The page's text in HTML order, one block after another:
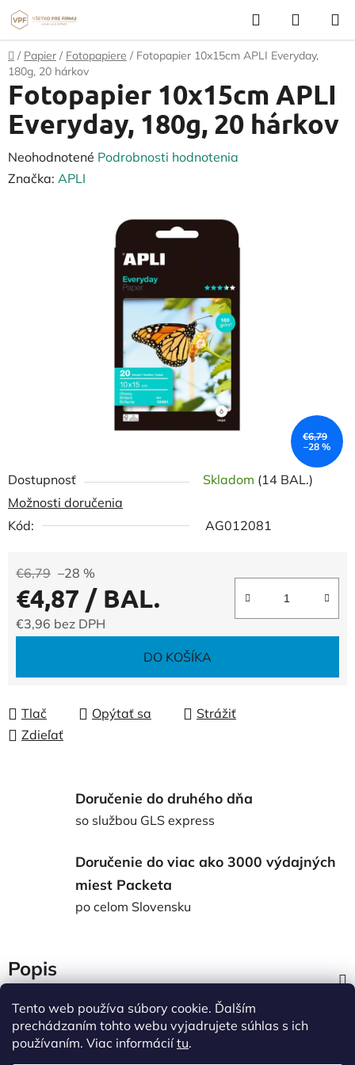
Tento web používa súbory cookie. Ďalším
prechádzaním tohto webu vyjadrujete súhlas s ich
používaním. Viac informáciítu.
Prejsť
na
obsah
Hľadať
KOŠÍK
Domov
/ Papier / Fotopapiere / Fotopapier 10x15cm APLI Everyday,
180g, 20 hárkov
Dostupnosť Skladom (14 BAL.)
Možnosti doručenia
Kód:
AG012081
€6,79 –28 %
€4,87 / BAL.
€3,96 bez DPH
DO KOŠÍKA
Tlač Opýtať sa
Strážiť
Zdieľať
Fotopapier 10x15cm APLI
Everyday, 180g, 20 hárkov
Priemerné
hodnotenie
Neohodnotené Podrobnosti hodnotenia
Značka: APLI
€6,79
–28 %
Doručenie do druhého dňa
so službou GLS express
Doručenie do viac ako 3000 výdajných
miest Packeta
po celom Slovensku
Popis
Diskusia